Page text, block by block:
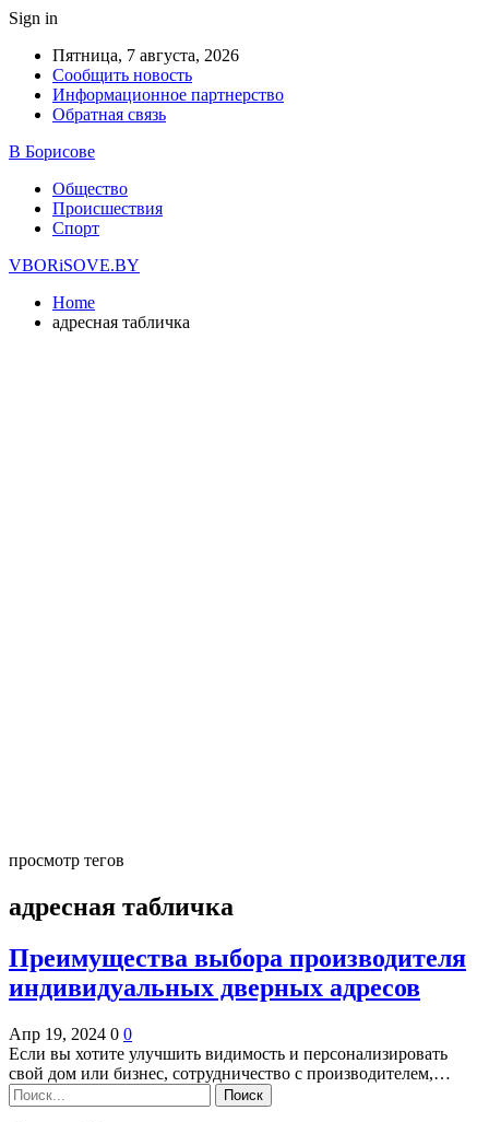
Sign in
Пятница, 7 августа, 2026
Сообщить новость
Информационное партнерство
Обратная связь
В Борисове
Общество
Происшествия
Спорт
VBORiSOVE.BY
Home
адресная табличка
просмотр тегов
адресная табличка
Преимущества выбора производителя
индивидуальных дверных адресов
Апр 19, 2024 0 0
Если вы хотите улучшить видимость и персонализировать
свой дом или бизнес, сотрудничество с производителем,…